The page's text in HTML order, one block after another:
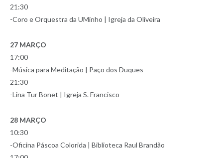
21:30
-Coro e Orquestra da UMinho | Igreja da Oliveira
27 MARÇO
17:00
-Música para Meditação | Paço dos Duques
21:30
-Lina Tur Bonet | Igreja S. Francisco
28 MARÇO
10:30
-Oficina Páscoa Colorida | Biblioteca Raul Brandão